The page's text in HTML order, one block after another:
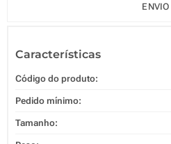
ENVIO
Características
Código do produto:
Pedido mínimo:
Tamanho: